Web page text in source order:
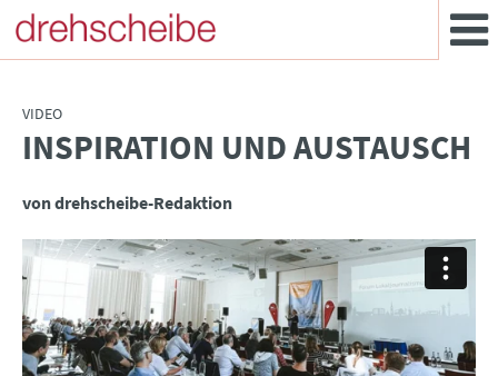
VIDEO
:INSPIRATION UND AUSTAUSCH
von drehscheibe-Redaktion